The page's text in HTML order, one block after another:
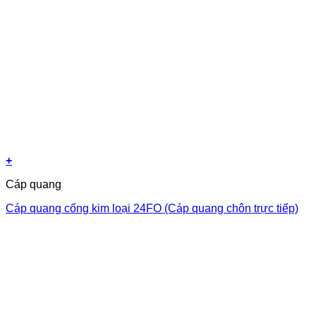
+
Cáp quang
Cáp quang cống kim loại 24FO (Cáp quang chôn trực tiếp)